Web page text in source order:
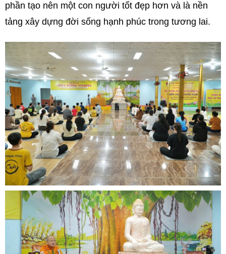
phần tạo nên một con người tốt đẹp hơn và là nền
tảng xây dựng đời sống hạnh phúc trong tương lai.